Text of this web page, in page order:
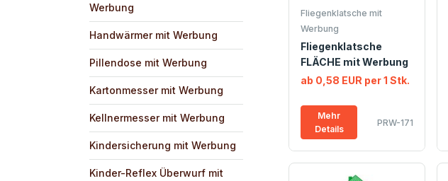
Werbung
Handwärmer mit Werbung
Pillendose mit Werbung
Kartonmesser mit Werbung
Kellnermesser mit Werbung
Kindersicherung mit Werbung
Kinder-Reflex Überwurf mit
Fliegenklatsche mit
Werbung
Fliegenklatsche
FLÄCHE mit Werbung
ab 0,58 EUR per 1 Stk.
Mehr
Details
PRW-171